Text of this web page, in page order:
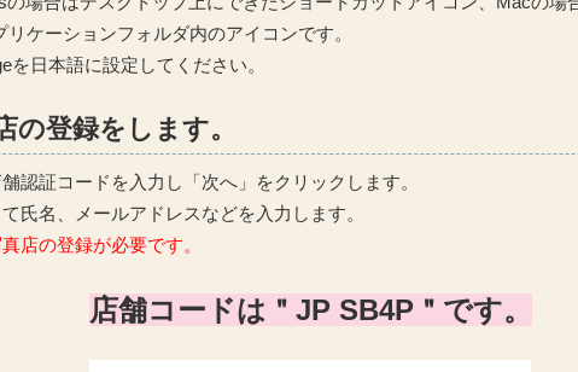
リケーションフォルダ内のアイコンです。
を日本語に設定してください。
登録をします。
認証コードを入力し「次へ」をクリックします。
氏名、メールアドレスなどを入力します。
店の登録が必要です。
店舗コードは＂JP SB4P＂です。